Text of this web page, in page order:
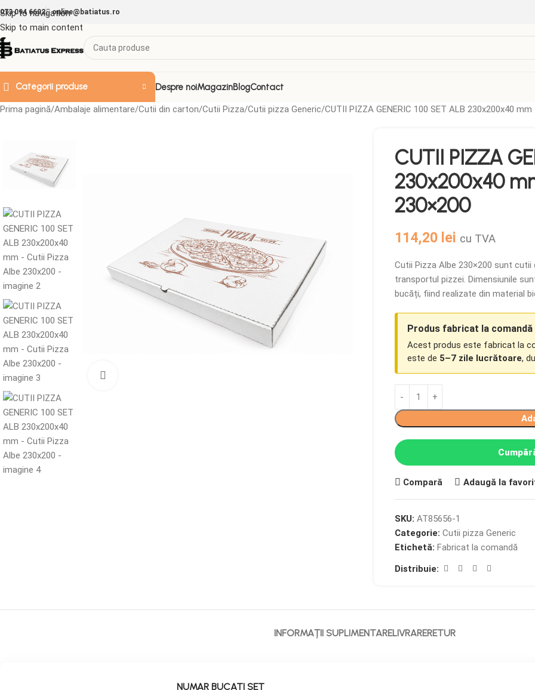
Skip to navigation
Skip to main content
094 6692 online@batiatus.ro
Categorii produse Despre noiMagazinBlogContact
Prima pagină Ambalaje alimentare Cutii din carton Cutii Pizza Cutii pizza Generic CUTII PIZZA GENERIC 100 SET ALB 230x200x40
CUTII PIZZA
230x200x40
230×200
114,20 lei cu TVA
Cutii Pizza Albe 230×200 sunt
transportul pizzei. Dimensiunile
bucăți, fiind realizate din material
Produs fabricat la comandă
Acest produs este fabricat la
este de 5–7 zile lucrătoare,
Compară Adaugă la
SKU: AT85656-1
Categorie: Cutii pizza Generic
Etichetă: Fabricat la comandă
Distribuie:
INFORMAȚII SUPLIMENTARELIVRARERETUR
NUMAR BUCATI SET